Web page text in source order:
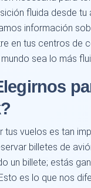
fluida desde
información
en tus centros de
sea lo más
tus vuelos es tan
billetes de
un billete; estás
es lo que nos